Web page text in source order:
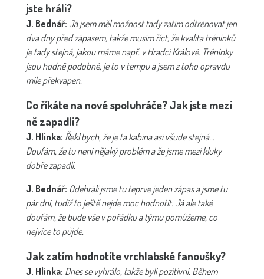
jste hráli?
J. Bednář: Já jsem měl možnost tady zatím odtrénovat jen
dva dny před zápasem, takže musím říct, že kvalita tréninků
je tady stejná, jakou máme např. v Hradci Králové. Tréninky
jsou hodně podobné, je to v tempu a jsem z toho opravdu
mile překvapen.
Co říkáte na nové spoluhráče? Jak jste mezi
ně zapadli?
J. Hlinka: Řekl bych, že je ta kabina asi všude stejná…
Doufám, že tu není nějaký problém a že jsme mezi kluky
dobře zapadli.
J. Bednář: Odehráli jsme tu teprve jeden zápas a jsme tu
pár dní, tudíž to ještě nejde moc hodnotit. Já ale také
doufám, že bude vše v pořádku a týmu pomůžeme, co
nejvíce to půjde.
Jak zatím hodnotíte vrchlabské fanoušky?
J. Hlinka: Dnes se vyhrálo, takže byli pozitivní. Během